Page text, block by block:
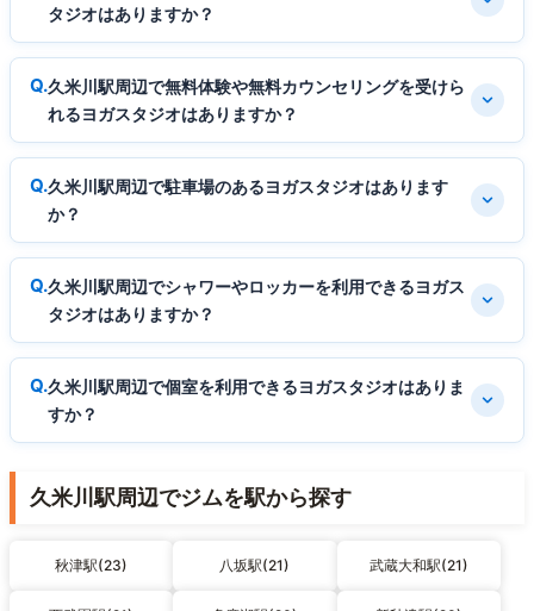
タジオはありますか？
久米川駅周辺で無料体験や無料カウンセリングを受けら
れるヨガスタジオはありますか？
久米川駅周辺で駐車場のあるヨガスタジオはあります
か？
久米川駅周辺でシャワーやロッカーを利用できるヨガス
タジオはありますか？
久米川駅周辺で個室を利用できるヨガスタジオはありま
すか？
久米川駅周辺でジムを駅から探す
秋津駅(23) 八坂駅(21) 武蔵大和駅(21)